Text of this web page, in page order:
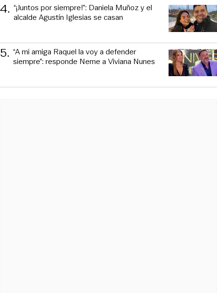
4. “¡Juntos por siempre!”: Daniela Muñoz y el
alcalde Agustín Iglesias se casan
5. “A mi amiga Raquel la voy a defender
siempre”: responde Neme a Viviana Nunes